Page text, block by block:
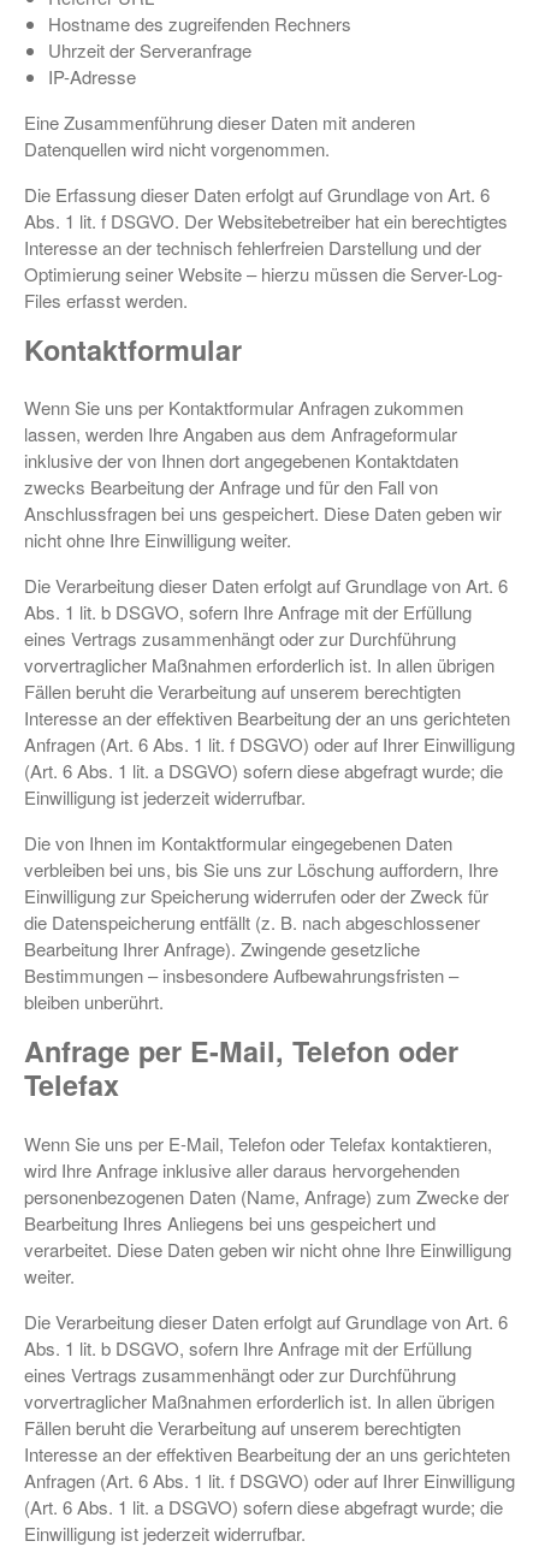
Hostname des zugreifenden Rechners
Uhrzeit der Serveranfrage
IP-Adresse
Eine Zusammenführung dieser Daten mit anderen
Datenquellen wird nicht vorgenommen.
Die Erfassung dieser Daten erfolgt auf Grundlage von Art. 6
Abs. 1 lit. f DSGVO. Der Websitebetreiber hat ein berechtigtes
Interesse an der technisch fehlerfreien Darstellung und der
Optimierung seiner Website – hierzu müssen die Server-Log-
Files erfasst werden.
Kontaktformular
Wenn Sie uns per Kontaktformular Anfragen zukommen
lassen, werden Ihre Angaben aus dem Anfrageformular
inklusive der von Ihnen dort angegebenen Kontaktdaten
zwecks Bearbeitung der Anfrage und für den Fall von
Anschlussfragen bei uns gespeichert. Diese Daten geben wir
nicht ohne Ihre Einwilligung weiter.
Die Verarbeitung dieser Daten erfolgt auf Grundlage von Art. 6
Abs. 1 lit. b DSGVO, sofern Ihre Anfrage mit der Erfüllung
eines Vertrags zusammenhängt oder zur Durchführung
vorvertraglicher Maßnahmen erforderlich ist. In allen übrigen
Fällen beruht die Verarbeitung auf unserem berechtigten
Interesse an der effektiven Bearbeitung der an uns gerichteten
Anfragen (Art. 6 Abs. 1 lit. f DSGVO) oder auf Ihrer Einwilligung
(Art. 6 Abs. 1 lit. a DSGVO) sofern diese abgefragt wurde; die
Einwilligung ist jederzeit widerrufbar.
Die von Ihnen im Kontaktformular eingegebenen Daten
verbleiben bei uns, bis Sie uns zur Löschung auffordern, Ihre
Einwilligung zur Speicherung widerrufen oder der Zweck für
die Datenspeicherung entfällt (z. B. nach abgeschlossener
Bearbeitung Ihrer Anfrage). Zwingende gesetzliche
Bestimmungen – insbesondere Aufbewahrungsfristen –
bleiben unberührt.
Anfrage per E-Mail, Telefon oder
Telefax
Wenn Sie uns per E-Mail, Telefon oder Telefax kontaktieren,
wird Ihre Anfrage inklusive aller daraus hervorgehenden
personenbezogenen Daten (Name, Anfrage) zum Zwecke der
Bearbeitung Ihres Anliegens bei uns gespeichert und
verarbeitet. Diese Daten geben wir nicht ohne Ihre Einwilligung
weiter.
Die Verarbeitung dieser Daten erfolgt auf Grundlage von Art. 6
Abs. 1 lit. b DSGVO, sofern Ihre Anfrage mit der Erfüllung
eines Vertrags zusammenhängt oder zur Durchführung
vorvertraglicher Maßnahmen erforderlich ist. In allen übrigen
Fällen beruht die Verarbeitung auf unserem berechtigten
Interesse an der effektiven Bearbeitung der an uns gerichteten
Anfragen (Art. 6 Abs. 1 lit. f DSGVO) oder auf Ihrer Einwilligung
(Art. 6 Abs. 1 lit. a DSGVO) sofern diese abgefragt wurde; die
Einwilligung ist jederzeit widerrufbar.